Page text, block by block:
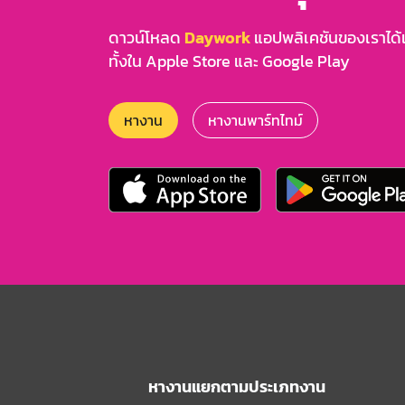
ดาวน์โหลด Dayworkแอปพลิเคชันของเราไ
ทั้งใน Apple Store และ Google Play
หางาน หางานพาร์ทไทม์
หางานแยกตามประเภทงาน